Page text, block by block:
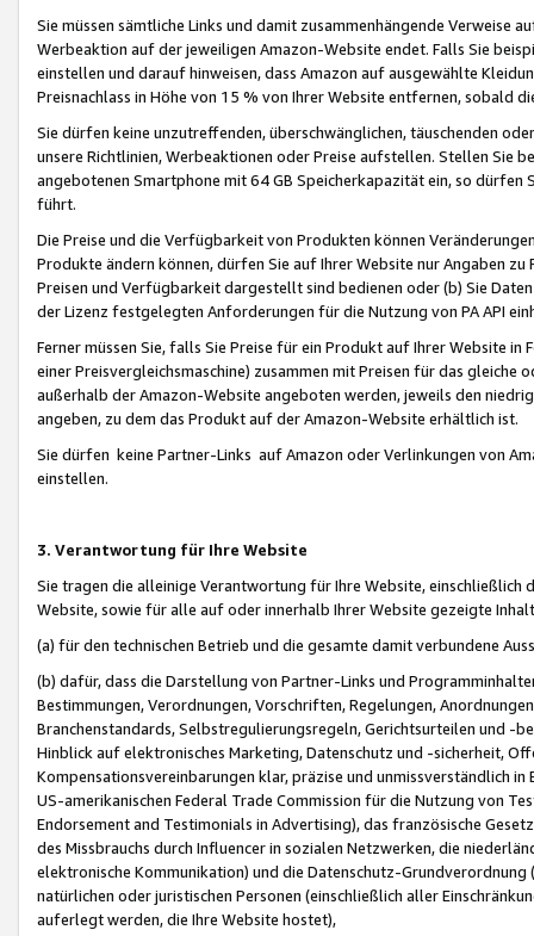
Sie müssen sämtliche Links und damit zusammenhängende
Werbeaktion auf der jeweiligen Amazon-Website endet. Falls Sie
einstellen und darauf hinweisen, dass Amazon auf ausgewählte
Preisnachlass in Höhe von 15 % von Ihrer Website entfernen, sobald
Sie dürfen keine unzutreffenden, überschwänglichen, täuschenden
unsere Richtlinien, Werbeaktionen oder Preise aufstellen. Stellen Sie
angebotenen Smartphone mit 64 GB Speicherkapazität ein, so dürfen
führt.
Die Preise und die Verfügbarkeit von Produkten können
Produkte ändern können, dürfen Sie auf Ihrer Website nur Angaben
Preisen und Verfügbarkeit dargestellt sind bedienen oder (b) Sie
der Lizenz festgelegten Anforderungen für die Nutzung von PA API
Ferner müssen Sie, falls Sie Preise für ein Produkt auf Ihrer Website
einer Preisvergleichsmaschine) zusammen mit Preisen für das
außerhalb der Amazon-Website angeboten werden, jeweils den
angeben, zu dem das Produkt auf der Amazon-Website erhältlich ist.
Sie dürfen keine Partner-Links auf Amazon oder Verlinkungen von
einstellen.
3. Verantwortung für Ihre Website
Sie tragen die alleinige Verantwortung für Ihre Website,
Website, sowie für alle auf oder innerhalb Ihrer Website gezeigte
(a) für den technischen Betrieb und die gesamte damit verbundene
(b) dafür, dass die Darstellung von Partner-Links und
Bestimmungen, Verordnungen, Vorschriften, Regelungen,
Branchenstandards, Selbstregulierungsregeln, Gerichtsurteilen und -
Hinblick auf elektronisches Marketing, Datenschutz und -sicherheit,
Kompensationsvereinbarungen klar, präzise und unmissverständlich
US-amerikanischen Federal Trade Commission für die Nutzung von
Endorsement and Testimonials in Advertising), das französische
des Missbrauchs durch Influencer in sozialen Netzwerken, die
elektronische Kommunikation) und die Datenschutz-
natürlichen oder juristischen Personen (einschließlich aller
auferlegt werden, die Ihre Website hostet),